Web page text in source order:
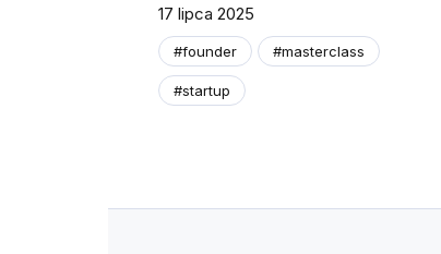
17 lipca 2025
#founder #masterclass
#startup